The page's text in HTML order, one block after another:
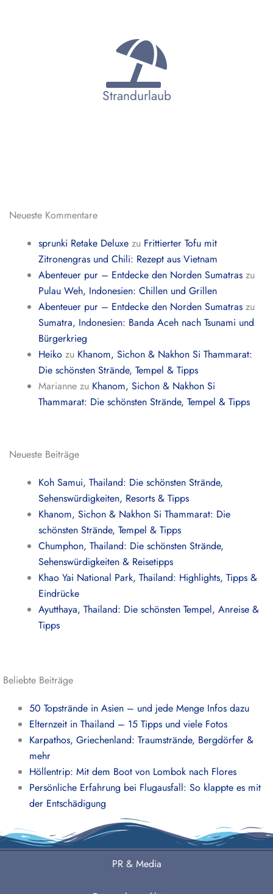
Strandurlaub
Neueste Kommentare
sprunki Retake Deluxe zu Frittierter Tofu mit
Zitronengras und Chili: Rezept aus Vietnam
Abenteuer pur – Entdecke den Norden Sumatras zu
Pulau Weh, Indonesien: Chillen und Grillen
Abenteuer pur – Entdecke den Norden Sumatras zu
Sumatra, Indonesien: Banda Aceh nach Tsunami und
Bürgerkrieg
Heiko zu Khanom, Sichon & Nakhon Si Thammarat:
Die schönsten Strände, Tempel & Tipps
Marianne zu Khanom, Sichon & Nakhon Si
Thammarat: Die schönsten Strände, Tempel & Tipps
Neueste Beiträge
Koh Samui, Thailand: Die schönsten Strände,
Sehenswürdigkeiten, Resorts & Tipps
Khanom, Sichon & Nakhon Si Thammarat: Die
schönsten Strände, Tempel & Tipps
Chumphon, Thailand: Die schönsten Strände,
Sehenswürdigkeiten & Reisetipps
Khao Yai National Park, Thailand: Highlights, Tipps &
Eindrücke
Ayutthaya, Thailand: Die schönsten Tempel, Anreise &
Tipps
Beliebte Beiträge
50 Topstrände in Asien – und jede Menge Infos dazu
Elternzeit in Thailand – 15 Tipps und viele Fotos
Karpathos, Griechenland: Traumstrände, Bergdörfer &
mehr
Höllentrip: Mit dem Boot von Lombok nach Flores
Persönliche Erfahrung bei Flugausfall: So klappte es mit
der Entschädigung
PR & Media